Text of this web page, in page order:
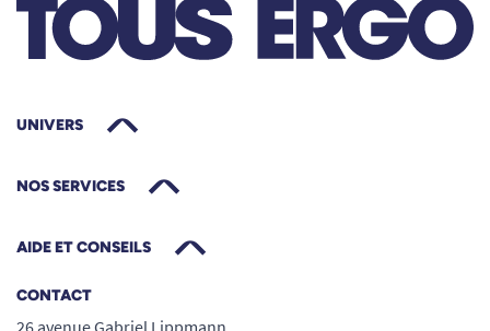
UNIVERS
NOS SERVICES
AIDE ET CONSEILS
CONTACT
26 avenue Gabriel Lippmann